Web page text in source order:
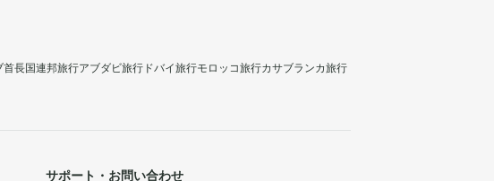
首長国連邦旅行アブダビ旅行 ドバイ旅行モロッコ旅行カサブランカ旅行
サポート・お問い合わせ